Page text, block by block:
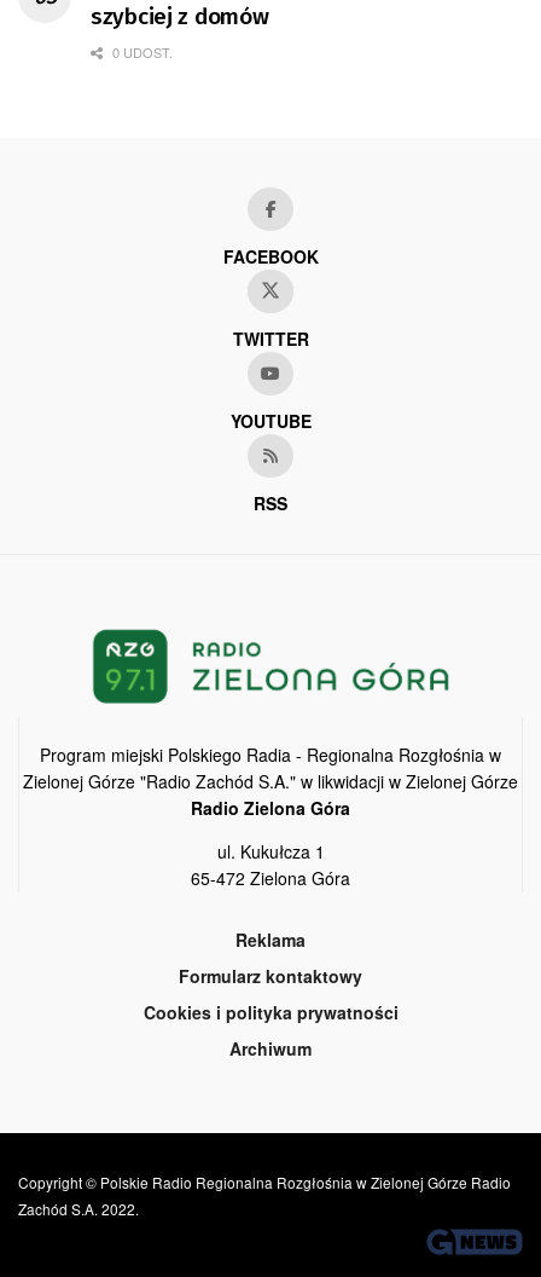
szybciej z domów
0 UDOST.
FACEBOOK
TWITTER
YOUTUBE
RSS
Program miejski Polskiego Radia - Regionalna Rozgłośnia w
Zielonej Górze "Radio Zachód S.A." w likwidacji w Zielonej Górze
Radio Zielona Góra
ul. Kukułcza 1
65-472 Zielona Góra
Reklama
Formularz kontaktowy
Cookies i polityka prywatności
Archiwum
Copyright © Polskie Radio Regionalna Rozgłośnia w Zielonej Górze Radio
Zachód S.A. 2022.